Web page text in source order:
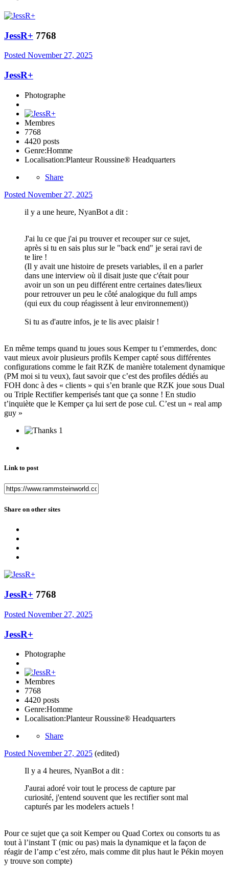
JessR+ 7768
Posted November 27, 2025
JessR+
Photographe
Membres
7768
4420 posts
Genre:Homme
Localisation:Planteur Roussine® Headquarters
Share
Posted November 27, 2025
il y a une heure, NyanBot a dit :
J'ai lu ce que j'ai pu trouver et recouper sur ce sujet,
après si tu en sais plus sur le "back end" je serai ravi de
te lire !
(Il y avait une histoire de presets variables, il en a parler
dans une interview où il disait juste que c'était pour
avoir un son un peu différent entre certaines dates/lieux
pour retrouver un peu le côté analogique du full amps
(qui eux du coup réagissent à leur environnement))
Si tu as d'autre infos, je te lis avec plaisir !
En même temps quand tu joues sous Kemper tu t’emmerdes, donc
vaut mieux avoir plusieurs profils Kemper capté sous différentes
configurations comme le fait RZK de manière totalement dynamique
(PM moi si tu veux), faut savoir que c’est des profiles dédiés au
FOH donc à des « clients » qui s’en branle que RZK joue sous Dual
ou Triple Rectifier kemperisés tant que ça sonne ! En studio
t’inquiète que le Kemper ça lui sert de pose cul. C’est un « real amp
guy »
1
Link to post
Share on other sites
JessR+ 7768
Posted November 27, 2025
JessR+
Photographe
Membres
7768
4420 posts
Genre:Homme
Localisation:Planteur Roussine® Headquarters
Share
Posted November 27, 2025 (edited)
Il y a 4 heures, NyanBot a dit :
J'aurai adoré voir tout le process de capture par
curiosité, j'entend souvent que les rectifier sont mal
capturés par les modelers actuels !
Pour ce sujet que ça soit Kemper ou Quad Cortex ou consorts tu as
tout à l’instant T (mic ou pas) mais la dynamique et la façon de
réagir de l’amp c’est zéro, mais comme dit plus haut le Pékin moyen
y trouve son compte)